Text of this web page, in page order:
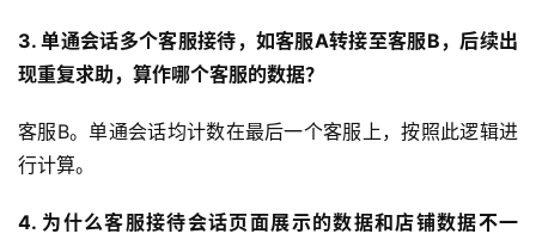
3. 单通会话多个客服接待，如客服A转接至客服B，后续出
现重复求助，算作哪个客服的数据？
客服B。单通会话均计数在最后一个客服上，按照此逻辑进
行计算。
4. 为什么客服接待会话页面展示的数据和店铺数据不一